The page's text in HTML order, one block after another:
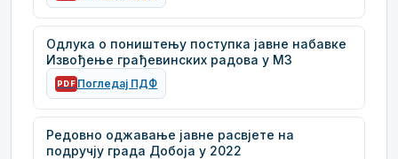
Одлука о поништењу поступка јавне набавке
Извођење грађевинских радова у М3
PDF Погледај ПДФ
Редовно оджавање јавне расвјете на
подручју града Добоја у 2022